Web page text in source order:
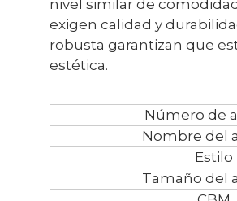
nivel similar de
exigen calidad y
robusta garantizan que
estética.
Número de
Nombre del
Estilo
Tamaño del